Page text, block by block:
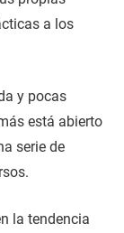
a los
y pocas
está abierto
serie de
la tendencia